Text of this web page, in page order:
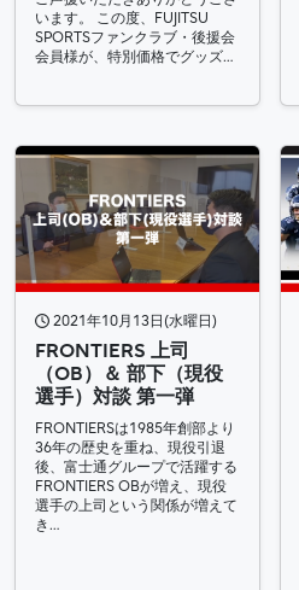
います。 この度、FUJITSU
SPORTSファンクラブ・後援会
会員様が、特別価格でグッズ…
2021年10月13日(水曜日)
FRONTIERS 上司
（OB）＆ 部下（現役
選手）対談 第一弾
FRONTIERSは1985年創部より
36年の歴史を重ね、現役引退
後、富士通グループで活躍する
FRONTIERS OBが増え、現役
選手の上司という関係が増えて
き…